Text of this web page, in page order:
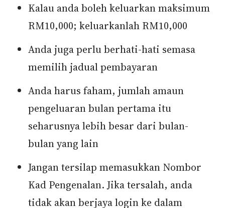
Kalau anda boleh keluarkan maksimum
RM10,000; keluarkanlah RM10,000
Anda juga perlu berhati-hati semasa
memilih jadual pembayaran
Anda harus faham, jumlah amaun
pengeluaran bulan pertama itu
seharusnya lebih besar dari bulan-
bulan yang lain
Jangan tersilap memasukkan Nombor
Kad Pengenalan. Jika tersalah, anda
tidak akan berjaya login ke dalam